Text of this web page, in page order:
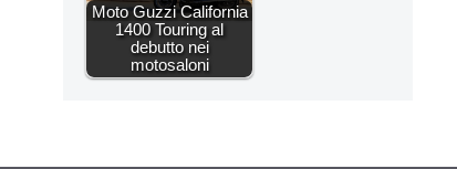
Moto Guzzi California
1400 Touring al
debutto nei
motosaloni